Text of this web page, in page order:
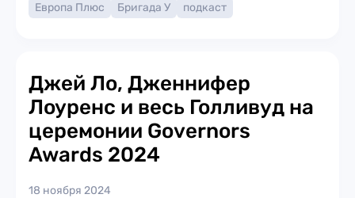
Европа Плюс Бригада У подкаст
Джей Ло, Дженнифер
Лоуренс и весь Голливуд на
церемонии Governors
Awards 2024
18 ноября 2024